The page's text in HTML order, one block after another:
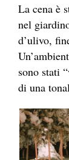
La cena è
nel
d’ulivo,
sono stati
di una